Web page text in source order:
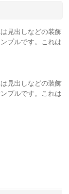
見出しなどの装飾
プルです。これは
見出しなどの装飾
プルです。これは